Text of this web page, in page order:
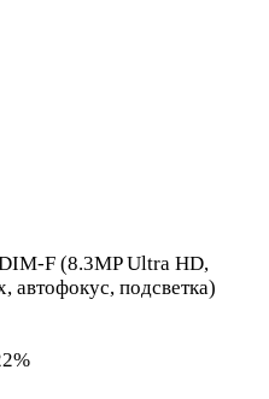
F (8.3MP Ultra HD,
автофокус, подсветка)